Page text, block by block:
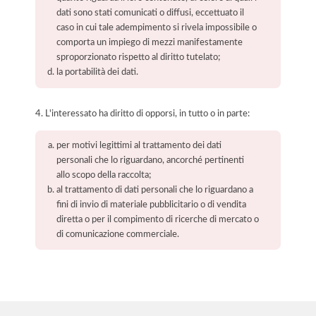
dati sono stati comunicati o diffusi, eccettuato il
caso in cui tale adempimento si rivela impossibile o
comporta un impiego di mezzi manifestamente
sproporzionato rispetto al diritto tutelato;
la portabilità dei dati.
4. L'interessato ha diritto di opporsi, in tutto o in parte:
per motivi legittimi al trattamento dei dati
personali che lo riguardano, ancorché pertinenti
allo scopo della raccolta;
al trattamento di dati personali che lo riguardano a
fini di invio di materiale pubblicitario o di vendita
diretta o per il compimento di ricerche di mercato o
di comunicazione commerciale.